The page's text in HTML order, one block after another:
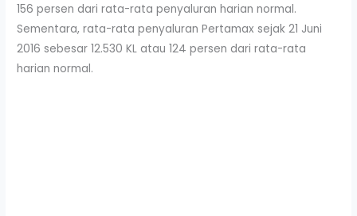
156 persen dari rata-rata penyaluran harian normal.
Sementara, rata-rata penyaluran Pertamax sejak 21 Juni
2016 sebesar 12.530 KL atau 124 persen dari rata-rata
harian normal.